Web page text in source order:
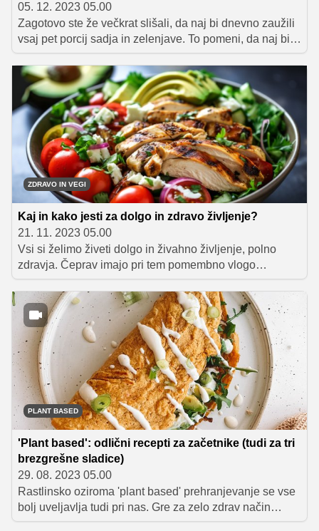
05. 12. 2023 05.00
Zagotovo ste že večkrat slišali, da naj bi dnevno zaužili
vsaj pet porcij sadja in zelenjave. To pomeni, da naj bi
skupno pojedli vsaj 400 gramov sadja in zelenjave, pri
čemer naj bi večji del predstavlja zelenjava (vsaj 250
gramov) in nekoliko manjši del sadje (približno 150
gramov). Kako to doseči na čimbolj preprost in
enostaven način, vam predstavljamo v nadaljevanju.
ZDRAVO IN VEGI
Kaj in kako jesti za dolgo in zdravo življenje?
21. 11. 2023 05.00
Vsi si želimo živeti dolgo in živahno življenje, polno
zdravja. Čeprav imajo pri tem pomembno vlogo
genetika in zdrav življenjski slog, je uravnotežena in
hranljiva prehrana prav tako eden od temeljev za
doseganje dolgoživosti in splošnega dobrega počutja. S
prehrano, ki je osredotočena na polnovredna živila,
lahko optimizirate svoje zdravje in povečate možnosti za
dolgo in zdravo življenje. V nadaljevanju vam ponujamo
nekaj nasvetov, kaj in kako jesti za optimalno zdravje in
vitalnost.
PLANT BASED
'Plant based': odlični recepti za začetnike (tudi za tri
brezgrešne sladice)
29. 08. 2023 05.00
Rastlinsko oziroma 'plant based' prehranjevanje se vse
bolj uveljavlja tudi pri nas. Gre za zelo zdrav način
prehranjevanja, ki ga spodbujajo tudi okoljevarstveniki,